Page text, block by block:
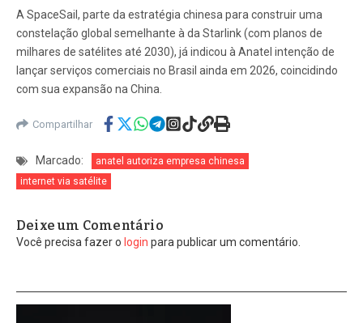
A SpaceSail, parte da estratégia chinesa para construir uma
constelação global semelhante à da Starlink (com planos de
milhares de satélites até 2030), já indicou à Anatel intenção de
lançar serviços comerciais no Brasil ainda em 2026, coincidindo
com sua expansão na China.
Compartilhar
Marcado:
anatel autoriza empresa chinesa
internet via satélite
Deixe um Comentário
Você precisa fazer o login para publicar um comentário.